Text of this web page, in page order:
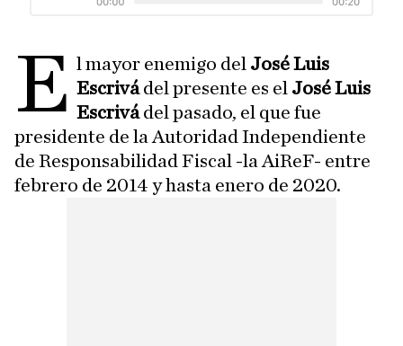
E l mayor enemigo del José Luis
Escrivádel presente es el José Luis
Escrivádel pasado, el que fue
presidente de la Autoridad Independiente
de Responsabilidad Fiscal -la AiReF- entre
febrero de 2014 y hasta enero de 2020.